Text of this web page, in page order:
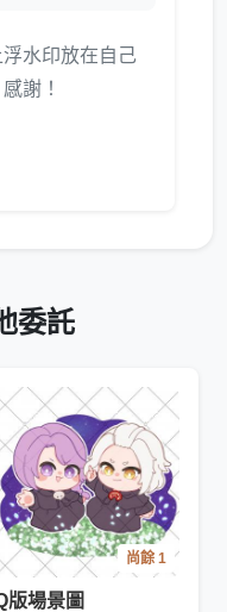
水印放在自己
謝！
委託
尚餘 1
版場景圖